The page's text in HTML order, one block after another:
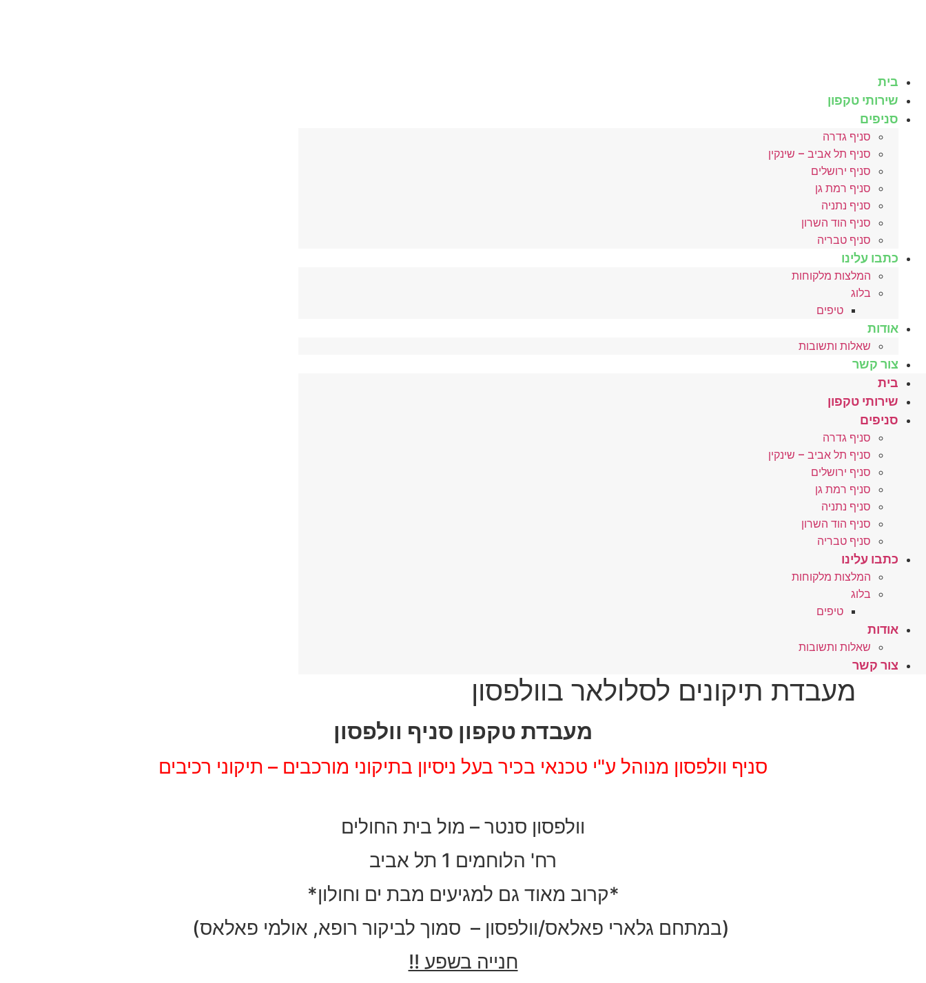
בית
שירותי טקפון
סניפים
סניף גדרה
סניף תל אביב – שינקין
סניף ירושלים
סניף רמת גן
סניף נתניה
סניף הוד השרון
סניף טבריה
כתבו עלינו
המלצות מלקוחות
בלוג
טיפים
אודות
שאלות ותשובות
צור קשר
בית
שירותי טקפון
סניפים
סניף גדרה
סניף תל אביב – שינקין
סניף ירושלים
סניף רמת גן
סניף נתניה
סניף הוד השרון
סניף טבריה
כתבו עלינו
המלצות מלקוחות
בלוג
טיפים
אודות
שאלות ותשובות
צור קשר
מעבדת תיקונים לסלולאר בוולפסון
מעבדת טקפון סניף וולפסון
סניף וולפסון מנוהל ע"י טכנאי בכיר בעל ניסיון בתיקוני מורכבים – תיקוני רכיבים
וולפסון סנטר – מול בית החולים
רח' הלוחמים 1 תל אביב
*קרוב מאוד גם למגיעים מבת ים וחולון*
(במתחם גלארי פאלאס/וולפסון – סמוך לביקור רופא, אולמי פאלאס)
חנייה בשפע !!